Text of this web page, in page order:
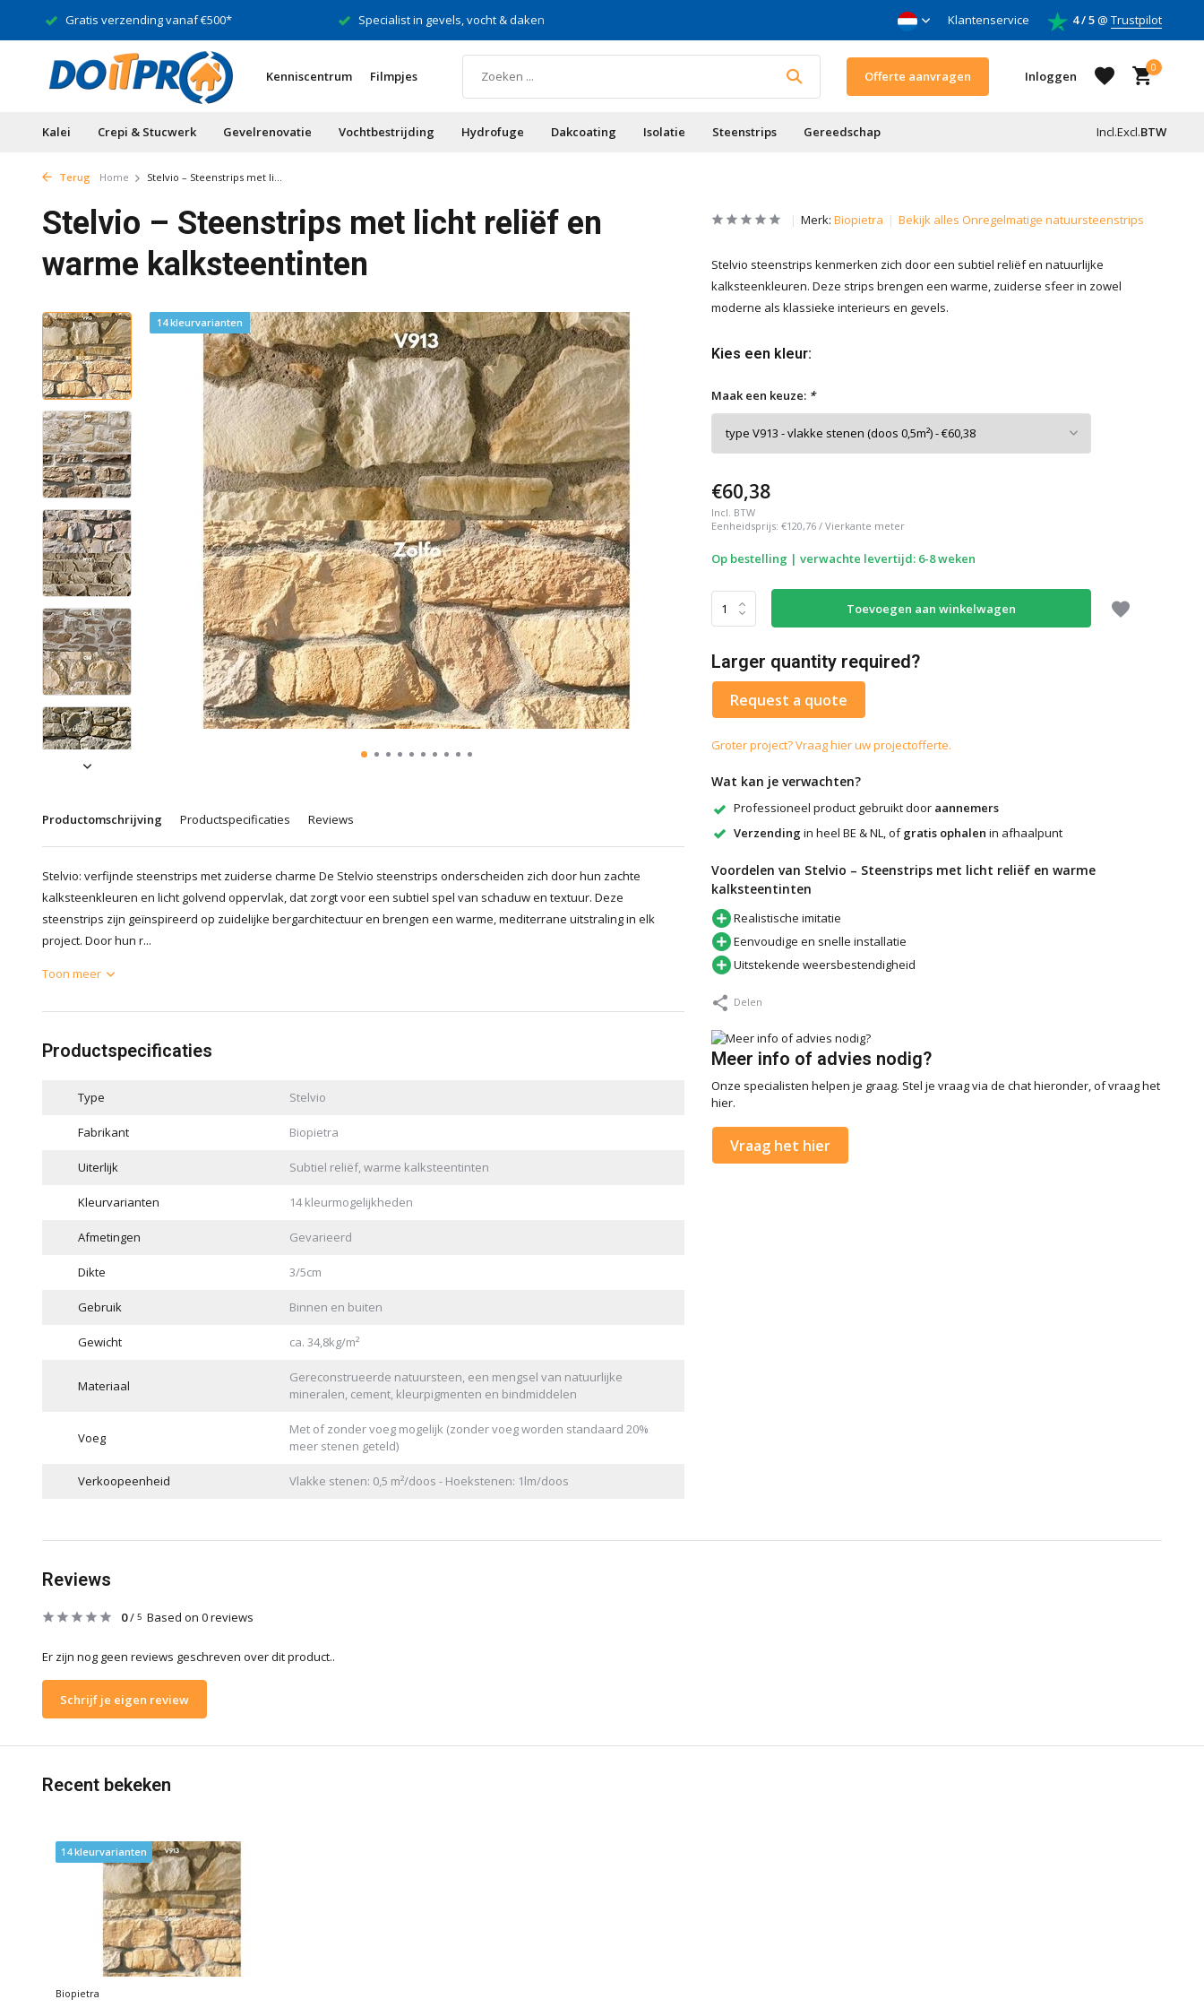
Gratis verzending vanaf €500* Specialist in gevels, vocht & daken Klantenservice 4 / 5@ Trustpilot
Kenniscentrum Filmpjes Offerte aanvragen Inloggen
0
Kalei Crepi & Stucwerk Gevelrenovatie Vochtbestrijding Hydrofuge Dakcoating Isolatie Steenstrips Gereedschap Incl.Excl.BTW
Terug Home Stelvio – Steenstrips met li...
Stelvio – Steenstrips met licht reliëf en
warme kalksteentinten
14 kleurvarianten
Productomschrijving Productspecificaties Reviews
Stelvio: verfijnde steenstrips met zuiderse charme De Stelvio steenstrips onderscheiden zich door hun zachte
kalksteenkleuren en licht golvend oppervlak, dat zorgt voor een subtiel spel van schaduw en textuur. Deze
steenstrips zijn geïnspireerd op zuidelijke bergarchitectuur en brengen een warme, mediterrane uitstraling in elk
project. Door hun r...
Toon meer
Productspecificaties
Type Stelvio
Fabrikant Biopietra
Uiterlijk Subtiel reliëf, warme kalksteentinten
Kleurvarianten 14 kleurmogelijkheden
Afmetingen Gevarieerd
Dikte 3/5cm
Gebruik Binnen en buiten
Gewicht ca. 34,8kg/m²
Materiaal
Gereconstrueerde natuursteen, een mengsel van natuurlijke
mineralen, cement, kleurpigmenten en bindmiddelen
Voeg
Met of zonder voeg mogelijk (zonder voeg worden standaard 20%
meer stenen geteld)
Verkoopeenheid Vlakke stenen: 0,5 m²/doos - Hoekstenen: 1lm/doos
Merk: Biopietra Bekijk alles Onregelmatige natuursteenstrips
Stelvio steenstrips kenmerken zich door een subtiel reliëf en natuurlijke
kalksteenkleuren. Deze strips brengen een warme, zuiderse sfeer in zowel
moderne als klassieke interieurs en gevels.
Kies een kleur:
Maak een keuze: *
€60,38
Incl. BTW
Eenheidsprijs: €120,76/ Vierkante meter
Op bestelling | verwachte levertijd: 6-8 weken
Toevoegen aan winkelwagen
Larger quantity required?
Request a quote
Groter project? Vraag hier uw projectofferte.
Wat kan je verwachten?
Professioneel product gebruikt door aannemers
Verzending in heel BE & NL, ofgratis ophalen in afhaalpunt
Voordelen van Stelvio – Steenstrips met licht reliëf en warme
kalksteentinten
Realistische imitatie
Eenvoudige en snelle installatie
Uitstekende weersbestendigheid
Delen
Meer info of advies nodig?
Onze specialisten helpen je graag. Stel je vraag via de chat hieronder, of vraag het
hier.
Vraag het hier
Reviews
0/ 5 Based on 0 reviews
Er zijn nog geen reviews geschreven over dit product..
Schrijf je eigen review
Recent bekeken
14 kleurvarianten
Biopietra